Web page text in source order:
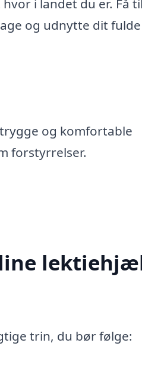
i landet du er. Få
og udnytte dit fulde
og komfortable
forstyrrelser.
trin, du bør følge: